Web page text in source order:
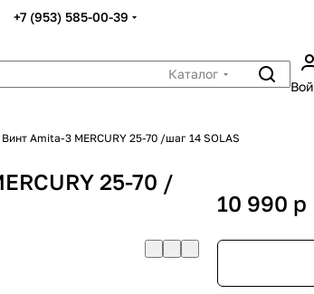
+7 (953) 585-00-39
Каталог
Винт Amita-3 MERCURY 25-70 /шаг 14 SOLAS
25-70 /
10 990 p